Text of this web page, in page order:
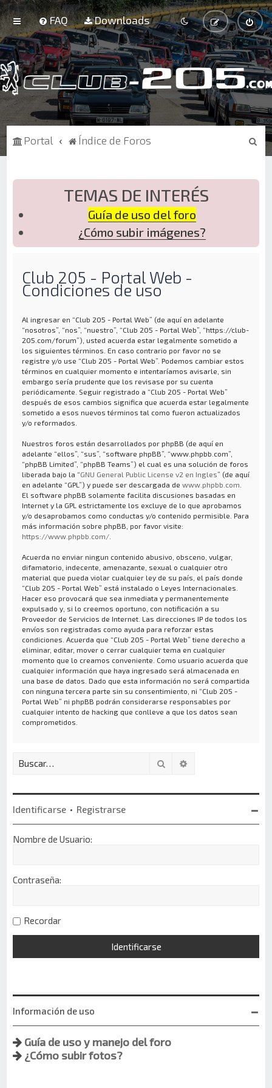
FAQ Downloads
Portal Índice de Foros
B
TEMAS DE INTERÉS
Guía de uso del foro
¿Cómo subir imágenes?
Club 205 - Portal Web -
Condiciones de uso
Al ingresar en “Club 205 - Portal Web” (de aquí en adelante
“nosotros”, “nos”, “nuestro”, “Club 205 - Portal Web”, “https://club-
205.com/forum”), usted acuerda estar legalmente sometido a
los siguientes términos. En caso contrario por favor no se
registre y/o use “Club 205 - Portal Web”. Podemos cambiar estos
términos en cualquier momento e intentaríamos avisarle, sin
embargo sería prudente que los revisase por su cuenta
periódicamente. Seguir registrado a “Club 205 - Portal Web”
después de esos cambios significa que acuerda estar legalmente
sometido a esos nuevos términos tal como fueron actualizados
y/o reformados.
Nuestros foros están desarrollados por phpBB (de aquí en
adelante “ellos”, “sus”, “software phpBB”, “www.phpbb.com”,
“phpBB Limited”, “phpBB Teams”) el cual es una solución de foros
liberada bajo la “GNU General Public License v2 en Ingles” (de aquí
en adelante “GPL”) y puede ser descargada dewww.phpbb.com
El software phpBB solamente facilita discusiones basadas en
Internet y la GPL estrictamente los excluye de lo que aprobamos
y/o desaprobamos como conductas y/o contenido permisible. Para
más información sobre phpBB, por favor visite:
https://www.phpbb.com/
Acuerda no enviar ningun contenido abusivo, obsceno, vulgar,
difamatorio, indecente, amenazante, sexual o cualquier otro
material que pueda violar cualquier ley de su país, el país donde
“Club 205 - Portal Web” está instalado o Leyes Internacionales.
Hacer eso provocará que sea inmediata y permanentemente
expulsado y, si lo creemos oportuno, con notificación a su
Proveedor de Servicios de Internet. Las direcciones IP de todos los
envíos son registradas como ayuda para reforzar estas
condiciones. Acuerda que “Club 205 - Portal Web” tiene derecho a
eliminar, editar, mover o cerrar cualquier tema en cualquier
momento que lo creamos conveniente. Como usuario acuerda que
cualquier información que haya ingresado será almacenada en
una base de datos. Dado que esta información no será compartida
con ninguna tercera parte sin su consentimiento, ni “Club 205 -
Portal Web” ni phpBB podrán considerarse responsables por
cualquier intento de hacking que conlleve a que los datos sean
comprometidos.
Buscar
Identificarse • Registrarse
Nombre de Usuario:
Contraseña:
Recordar
Información de uso
Guía de uso y manejo del foro
¿Cómo subir fotos?